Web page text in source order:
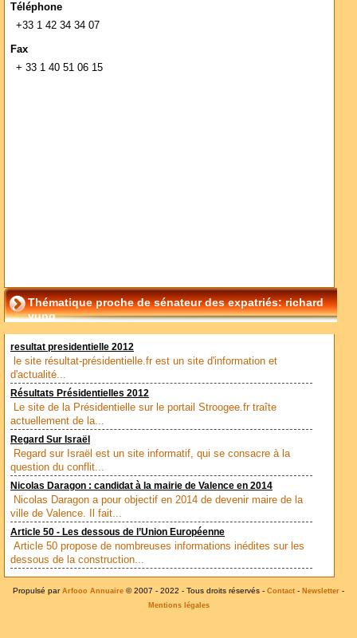
Téléphone
+33 1 42 34 34 07
Fax
+ 33 1 40 51 06 15
Thématique proche de sénateur des expatriés: richard
yung
resultat presidentielle 2012
le site résultat-présidentielle.fr est un site d'information et
d'actualité...
Résultats Présidentielles 2012
Le site de la Présidentielle sur le portail Stroogee.fr traîte
actuellement de la...
Regard Sur Israël
Regard sur Israël est un site informatif, qui se consacre à la
question du conflit...
Nicolas Daragon : candidat à la mairie de Valence en 2014
Nicolas Daragon a pour objectif en 2014 de devenir maire de la
ville de Valence. Il fait...
Article 50 - Les dessous de l’Union Européenne
Article 50 propose de nombreuses informations inédites sur les
dessous de la construction...
Propulsé par Arfooo Annuaire © 2007 - 2022 - Tous droits réservés - Contact - Newsletter -
Mentions légales